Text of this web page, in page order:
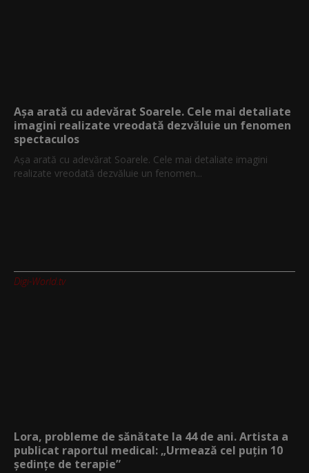
Așa arată cu adevărat Soarele. Cele mai detaliate
imagini realizate vreodată dezvăluie un fenomen
spectaculos
Așa arată cu adevărat Soarele. Cele mai detaliate imagini
realizate vreodată dezvăluie un fenomen...
Digi-World.tv
Lora, probleme de sănătate la 44 de ani. Artista a
publicat raportul medical: „Urmează cel puțin 10
ședințe de terapie”